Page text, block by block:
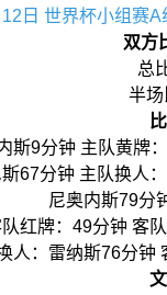
日 世界杯小组赛
双方
总
半
斯9分钟 主队黄牌
67分钟 主队换人
尼奥内斯79分
红牌：49分钟 客
人：雷纳斯76分钟